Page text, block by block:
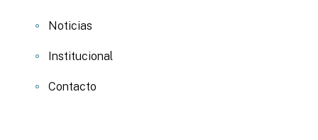
Noticias
Institucional
Contacto